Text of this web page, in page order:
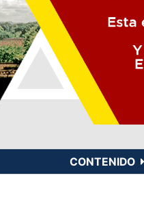
CONTENIDO